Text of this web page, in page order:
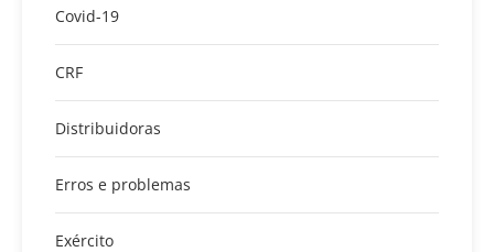
Covid-19
CRF
Distribuidoras
Erros e problemas
Exército